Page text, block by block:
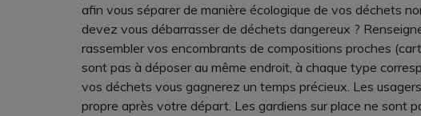
afin vous séparer de manière écologique de vos déchets
devez vous débarrasser de déchets dangereux ?
rassembler vos encombrants de compositions proches
sont pas à déposer au même endroit, à chaque type
vos déchets vous gagnerez un temps précieux. Les
propre après votre départ. Les gardiens sur place ne sont